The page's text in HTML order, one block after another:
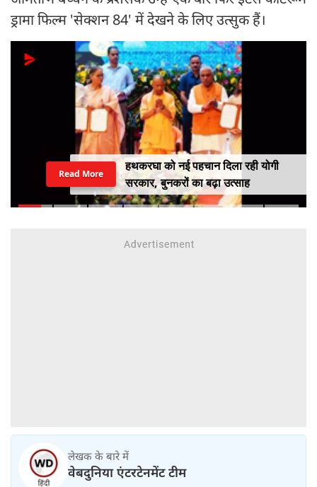
ड्रामा फिल्म 'सेक्शन 84' में देखने के लिए उत्सुक हैं।
हथकरघा को नई पहचान दिला रही योगी
सरकार, बुनकरों का बढ़ा उत्साह
Read More
लेखक के बारे में
वेबदुनिया एंटरटेनमेंट टीम